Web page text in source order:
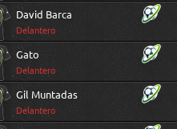
David Barca
Delantero
Gato
Delantero
Gil Muntadas
Delantero